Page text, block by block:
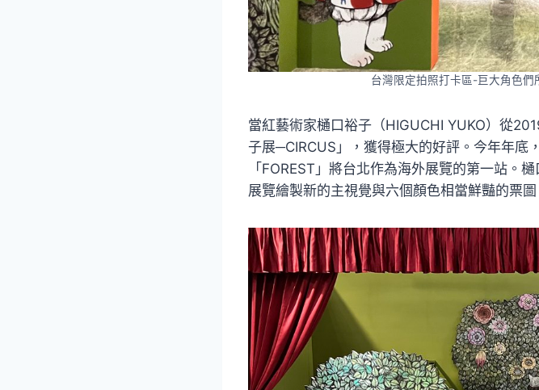
台灣限定拍照打卡區-巨大角色
當紅藝術家樋口裕子（HIGUCHI YUKO）從
子展─CIRCUS」，獲得極大的好評。今年年底
「FOREST」將台北作為海外展覽的第一站。
展覽繪製新的主視覺與六個顏色相當鮮豔的票圖